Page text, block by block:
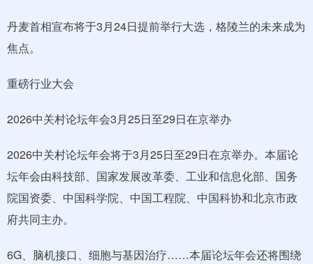
丹麦首相宣布将于3月24日提前举行大选，格陵兰的未来成为
焦点。
重磅行业大会
2026中关村论坛年会3月25日至29日在京举办
2026中关村论坛年会将于3月25日至29日在京举办。本届论
坛年会由科技部、国家发展改革委、工业和信息化部、国务
院国资委、中国科学院、中国工程院、中国科协和北京市政
府共同主办。
6G、脑机接口、细胞与基因治疗……本届论坛年会还将围绕